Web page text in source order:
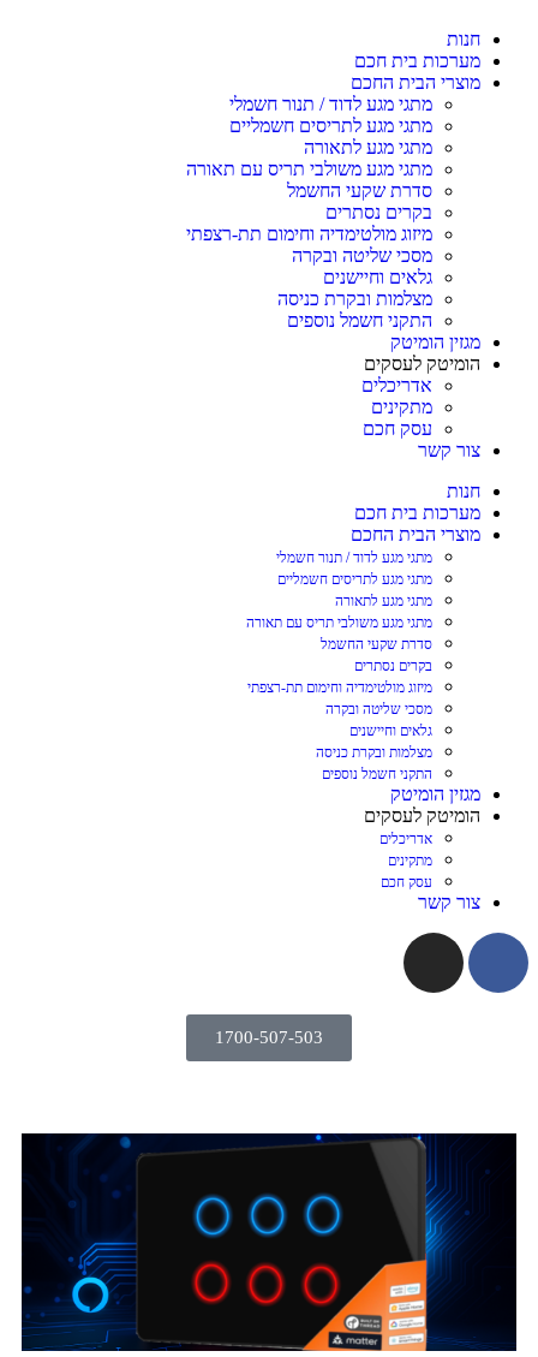
חנות
מערכות בית חכם
מוצרי הבית החכם
מתגי מגע לדוד / תנור חשמלי
מתגי מגע לתריסים חשמליים
מתגי מגע לתאורה
מתגי מגע משולבי תריס עם תאורה
סדרת שקעי החשמל
בקרים נסתרים
מיזוג מולטימדיה וחימום תת-רצפתי
מסכי שליטה ובקרה
גלאים וחיישנים
מצלמות ובקרת כניסה
התקני חשמל נוספים
מגזין הומיטק
הומיטק לעסקים
אדריכלים
מתקינים
עסק חכם
צור קשר
חנות
מערכות בית חכם
מוצרי הבית החכם
מתגי מגע לדוד / תנור חשמלי
מתגי מגע לתריסים חשמליים
מתגי מגע לתאורה
מתגי מגע משולבי תריס עם תאורה
סדרת שקעי החשמל
בקרים נסתרים
מיזוג מולטימדיה וחימום תת-רצפתי
מסכי שליטה ובקרה
גלאים וחיישנים
מצלמות ובקרת כניסה
התקני חשמל נוספים
מגזין הומיטק
הומיטק לעסקים
אדריכלים
מתקינים
עסק חכם
צור קשר
1700-507-503